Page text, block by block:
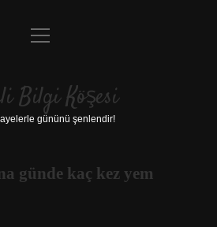
Anasayfa
Yasal Uyarı
menüyü
Bilgi Köşesi
gününü şenlendir!
günde kaç kez yem